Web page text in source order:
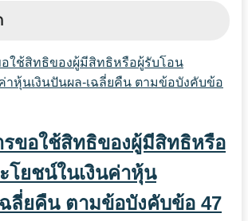
รขอใช้สิทธิของผู้มีสิทธิหรือ
โยชน์ในเงินค่าหุ้น
ฉลี่ยคืน ตามข้อบังคับข้อ 47